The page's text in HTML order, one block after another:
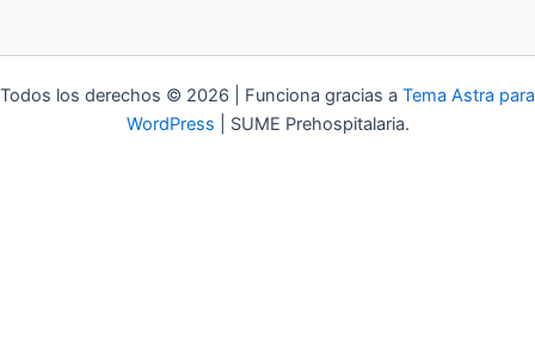
Todos los derechos © 2026 | Funciona gracias a Tema Astra para
WordPress | SUME Prehospitalaria.